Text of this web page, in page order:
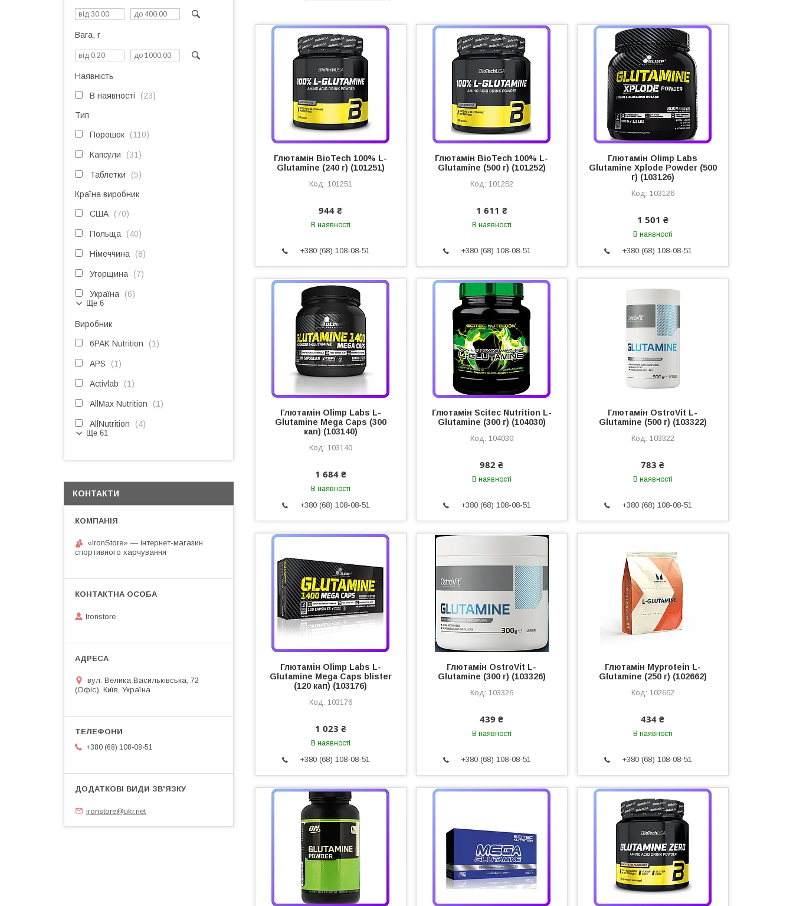
Глютамін BioTech 100% L-
Glutamine (240 г) (101251)
101251
944 ₴
В наявності
+380 (68) 108-08-51
Глютамін BioTech 100% L-
Glutamine (500 г) (101252)
101252
1 611 ₴
В наявності
+380 (68) 108-08-51
Глютамін Olimp Labs
Glutamine Xplode Powder (500
г) (103126)
103126
1 501 ₴
В наявності
+380 (68) 108-08-51
Глютамін Olimp Labs L-
Glutamine Mega Caps (300
кап) (103140)
103140
1 684 ₴
В наявності
+380 (68) 108-08-51
Глютамін Scitec Nutrition L-
Glutamine (300 г) (104030)
104030
982 ₴
В наявності
+380 (68) 108-08-51
Глютамін OstroVit L-
Glutamine (500 г) (103322)
103322
783 ₴
В наявності
+380 (68) 108-08-51
Глютамін Olimp Labs L-
Glutamine Mega Caps blister
(120 кап) (103176)
103176
1 023 ₴
В наявності
+380 (68) 108-08-51
Глютамін OstroVit L-
Glutamine (300 г) (103326)
103326
439 ₴
В наявності
+380 (68) 108-08-51
Глютамін Myprotein L-
Glutamine (250 г) (102662)
102662
434 ₴
В наявності
+380 (68) 108-08-51
Вага, г
Наявність
В наявності 23
Тип
Порошок 110
Капсули 31
Таблетки 5
Країна виробник
США 70
Польща 40
Німеччина 8
Угорщина 7
Україна 6
Ще 6
Виробник
6PAK Nutrition 1
APS 1
Activlab 1
AllMax Nutrition 1
AllNutrition 4
Ще 61
КОНТАКТИ
«IronStore» — інтернет-магазин
спортивного харчування
Ironstore
вул. Велика Васильківська, 72
(Офіс), Київ, Україна
+380 (68) 108-08-51
ironstore@ukr.net